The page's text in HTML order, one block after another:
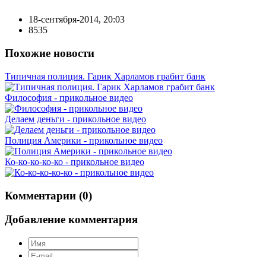
18-сентября-2014, 20:03
8535
Похожие новости
Типичная полиция. Гарик Харламов грабит банк
Философия - прикольное видео
Делаем деньги - прикольное видео
Полиция Америки - прикольное видео
Ко-ко-ко-ко-ко - прикольное видео
Комментарии (0)
Добавление комментария